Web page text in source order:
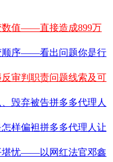
值——直接造成899万
序——看出问题你是行
审判职责问题线索及可
毁弃被告拼多多代理人
样偏袒拼多多代理人让
堪忧——以网红法官邓鑫